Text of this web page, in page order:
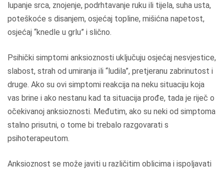
lupanje srca, znojenje, podrhtavanje ruku ili tijela, suha usta,
poteškoće s disanjem, osjećaj topline, mišićna napetost,
osjećaj “knedle u grlu” i slično.
Psihički simptomi anksioznosti uključuju osjećaj nesvjestice,
slabost, strah od umiranja ili “ludila”, pretjeranu zabrinutost i
druge. Ako su ovi simptomi reakcija na neku situaciju koja
vas brine i ako nestanu kad ta situacija prođe, tada je riječ o
očekivanoj anksioznosti. Međutim, ako su neki od simptoma
stalno prisutni, o tome bi trebalo razgovarati s
psihoterapeutom.
Anksioznost se može javiti u različitim oblicima i ispoljavati